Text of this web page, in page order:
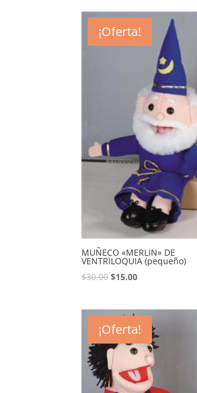
¡Oferta!
MUÑECO «MERLIN» DE
VENTRILOQUIA (pequeño)
$30.00 $15.00
¡Oferta!